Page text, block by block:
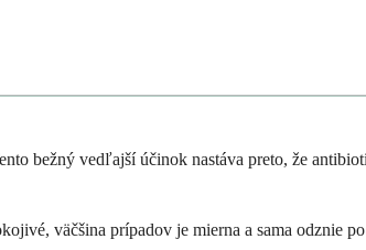
bežný vedľajší účinok nastáva preto, že
väčšina prípadov je mierna a sama odznie